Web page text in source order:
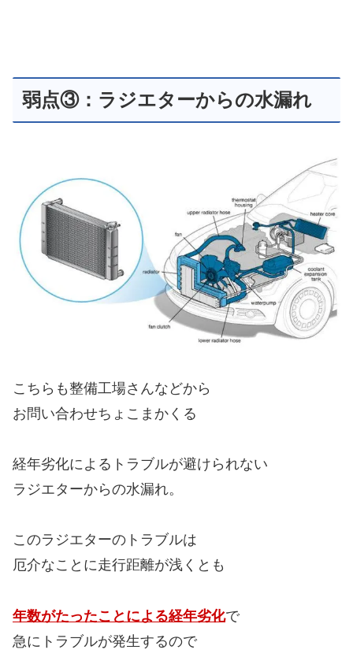
弱点③：ラジエターからの水漏れ
こちらも整備工場さんなどから
お問い合わせちょこまかくる
経年劣化によるトラブルが避けられない
ラジエターからの水漏れ。
このラジエターのトラブルは
厄介なことに走行距離が浅くとも
年数がたったことによる経年劣化で
急にトラブルが発生するので